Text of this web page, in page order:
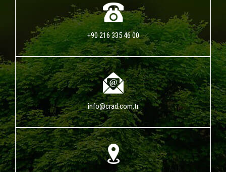
+90 216 335 46 00
info@crad.com.tr